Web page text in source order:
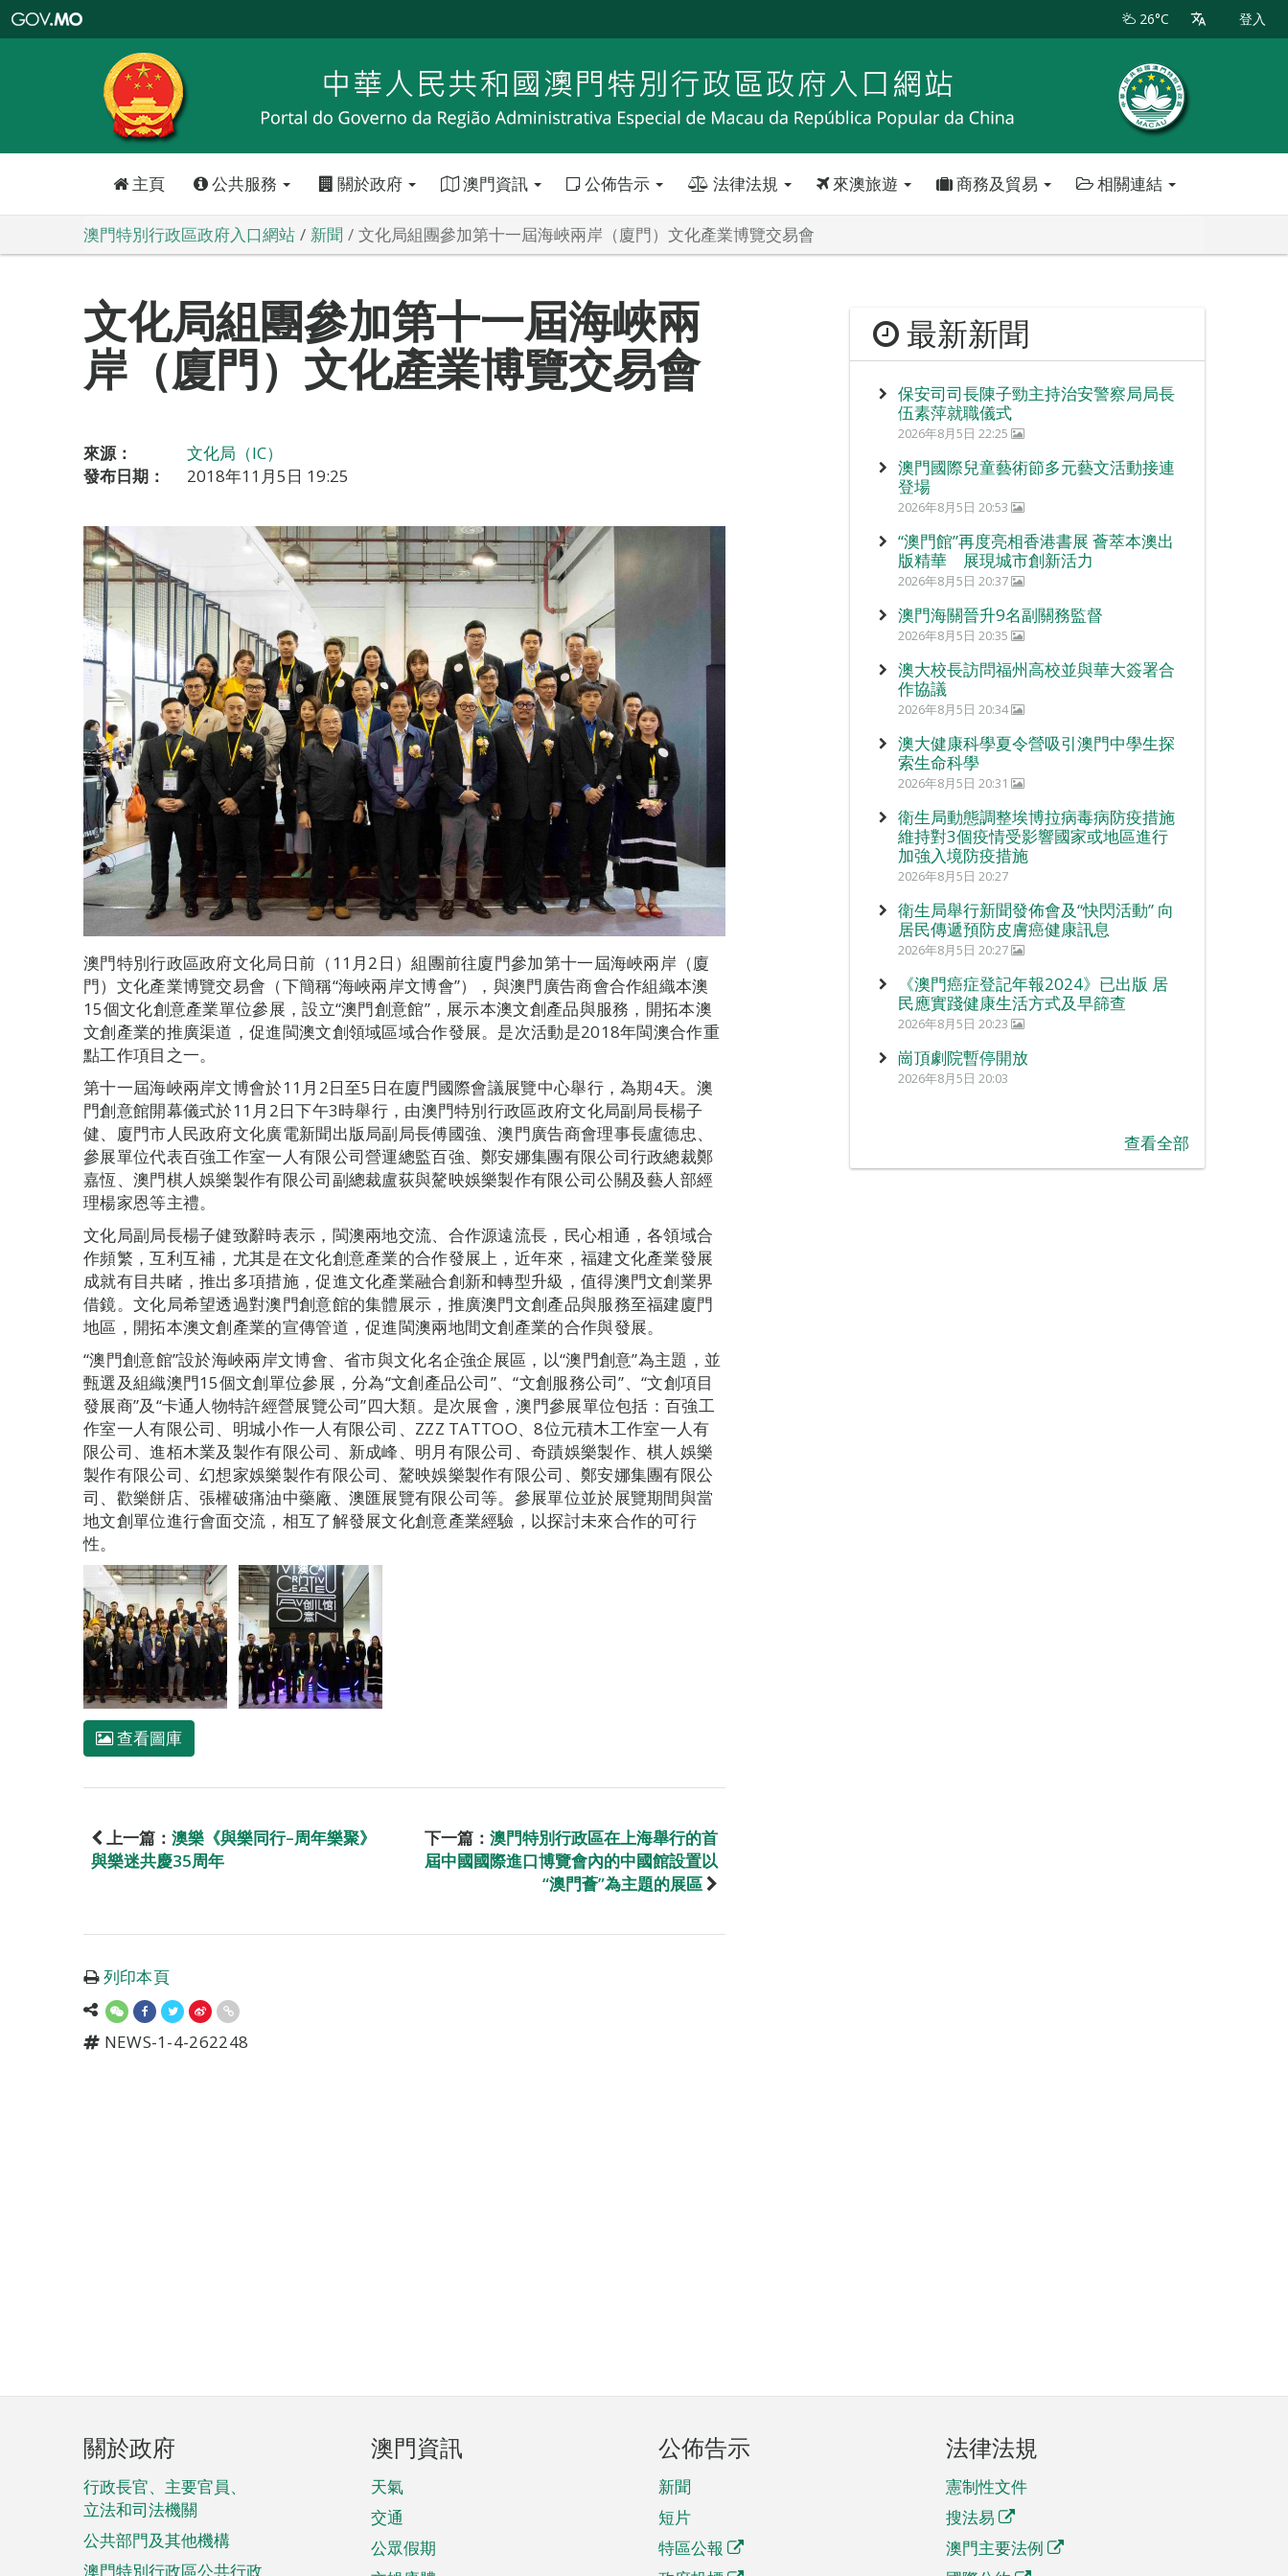
特
政
區
政
口
26°C 登入
主頁 公共服務 關於政府 澳門資訊 公佈告示 法律法規 來澳旅遊 商務及貿易 相關連結
澳門特別行政區政府入口網站 新聞 文化局組團參加第十一屆海峽兩岸（廈門）文化產業博覽交易會
文化局組團參加第十一屆海峽兩
岸（廈門）文化產業博覽交易會
來源：
文化局（IC）
發布日期：
2018年11月5日 19:25
澳門特別行政區政府文化局日前（11月2日）組團前往廈門參加第十一屆海峽兩岸（廈
門）文化產業博覽交易會（下簡稱“海峽兩岸文博會”），與澳門廣告商會合作組織本澳
15個文化創意產業單位參展，設立“澳門創意館”，展示本澳文創產品與服務，開拓本澳
文創產業的推廣渠道，促進閩澳文創領域區域合作發展。是次活動是2018年閩澳合作重
點工作項目之一。
第十一屆海峽兩岸文博會於11月2日至5日在廈門國際會議展覽中心舉行，為期4天。澳
門創意館開幕儀式於11月2日下午3時舉行，由澳門特別行政區政府文化局副局長楊子
健、廈門市人民政府文化廣電新聞出版局副局長傅國強、澳門廣告商會理事長盧德忠、
參展單位代表百強工作室一人有限公司營運總監百強、鄭安娜集團有限公司行政總裁鄭
嘉恆、澳門棋人娛樂製作有限公司副總裁盧荻與驁映娛樂製作有限公司公關及藝人部經
理楊家恩等主禮。
文化局副局長楊子健致辭時表示，閩澳兩地交流、合作源遠流長，民心相通，各領域合
作頻繁，互利互補，尤其是在文化創意產業的合作發展上，近年來，福建文化產業發展
成就有目共睹，推出多項措施，促進文化產業融合創新和轉型升級，值得澳門文創業界
借鏡。文化局希望透過對澳門創意館的集體展示，推廣澳門文創產品與服務至福建廈門
地區，開拓本澳文創產業的宣傳管道，促進閩澳兩地間文創產業的合作與發展。
“澳門創意館”設於海峽兩岸文博會、省市與文化名企強企展區，以“澳門創意”為主題，並
甄選及組織澳門15個文創單位參展，分為“文創產品公司”、“文創服務公司”、“文創項目
發展商”及“卡通人物特許經營展覽公司”四大類。是次展會，澳門參展單位包括：百強工
作室一人有限公司、明城小作一人有限公司、ZZZ TATTOO、8位元積木工作室一人有
限公司、進栢木業及製作有限公司、新成峰、明月有限公司、奇蹟娛樂製作、棋人娛樂
製作有限公司、幻想家娛樂製作有限公司、驁映娛樂製作有限公司、鄭安娜集團有限公
司、歡樂餅店、張權破痛油中藥廠、澳匯展覽有限公司等。參展單位並於展覽期間與當
地文創單位進行會面交流，相互了解發展文化創意產業經驗，以探討未來合作的可行
性。
查看圖庫
上一篇： 澳樂《與樂同行–周年樂聚》
與樂迷共慶35周年
下一篇： 澳門特別行政區在上海舉行的首
屆中國國際進口博覽會內的中國館設置以
“澳門薈”為主題的展區
列印本頁
NEWS-1-4-262248
最新新聞
保安司司長陳子勁主持治安警察局局長
伍素萍就職儀式
2026年8月5日 22:25
澳門國際兒童藝術節多元藝文活動接連
登場
2026年8月5日 20:53
“澳門館”再度亮相香港書展 薈萃本澳出
版精華 展現城市創新活力
2026年8月5日 20:37
澳門海關晉升9名副關務監督
2026年8月5日 20:35
澳大校長訪問福州高校並與華大簽署合
作協議
2026年8月5日 20:34
澳大健康科學夏令營吸引澳門中學生探
索生命科學
2026年8月5日 20:31
衛生局動態調整埃博拉病毒病防疫措施
維持對3個疫情受影響國家或地區進行
加強入境防疫措施
2026年8月5日 20:27
衛生局舉行新聞發佈會及“快閃活動” 向
居民傳遞預防皮膚癌健康訊息
2026年8月5日 20:27
《澳門癌症登記年報2024》已出版 居
民應實踐健康生活方式及早篩查
2026年8月5日 20:23
崗頂劇院暫停開放
2026年8月5日 20:03
查看全部
頁
腳
菜
單
關於政府
行政長官、主要官員、
立法和司法機關
公共部門及其他機構
澳門特別行政區公共行政
澳門資訊
天氣
交通
公眾假期
公佈告示
新聞
短片
特區公報
法律法規
憲制性文件
搜法易
澳門主要法例